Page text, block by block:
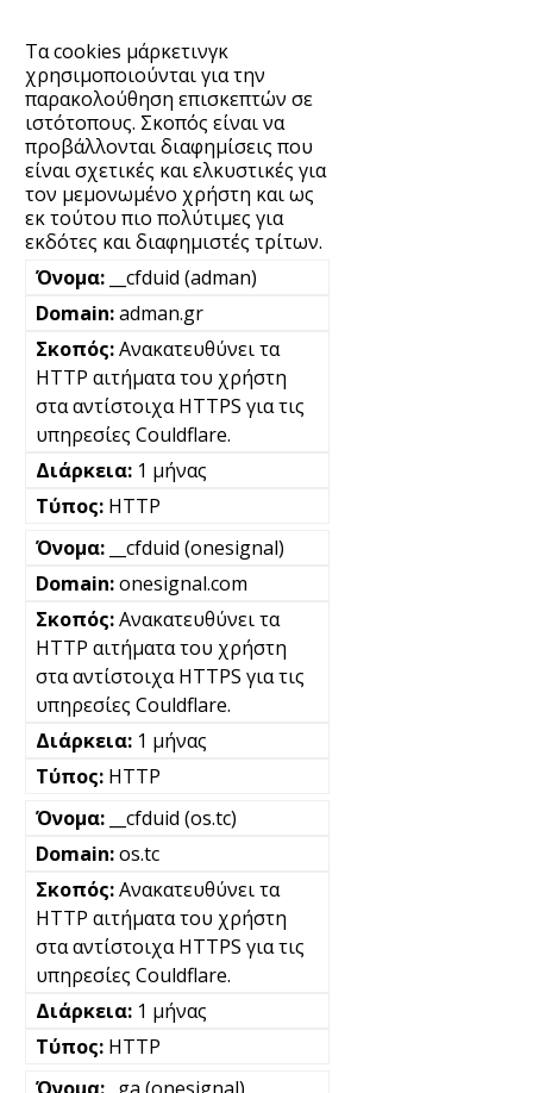
Τα cookies μάρκετινγκ
χρησιμοποιούνται για την
παρακολούθηση επισκεπτών σε
ιστότοπους. Σκοπός είναι να
προβάλλονται διαφημίσεις που
είναι σχετικές και ελκυστικές για
τον μεμονωμένο χρήστη και ως
εκ τούτου πιο πολύτιμες για
εκδότες και διαφημιστές τρίτων.
__cfduid (adman)
adman.gr
Ανακατευθύνει τα
HTTP αιτήματα του χρήστη
στα αντίστοιχα HTTPS για τις
υπηρεσίες Couldflare.
1 μήνας
HTTP
__cfduid (onesignal)
onesignal.com
Ανακατευθύνει τα
HTTP αιτήματα του χρήστη
στα αντίστοιχα HTTPS για τις
υπηρεσίες Couldflare.
1 μήνας
HTTP
__cfduid (os.tc)
os.tc
Ανακατευθύνει τα
HTTP αιτήματα του χρήστη
στα αντίστοιχα HTTPS για τις
υπηρεσίες Couldflare.
1 μήνας
HTTP